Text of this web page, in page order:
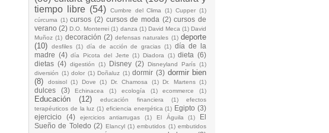
tiempo libre (54) Cumbre del Clima (1) Cupper (1)
cúrcuma (1) cursos (2) cursos de moda (2) cursos de
verano (2) D.O. Monterrei (1) danza (1) David Meca (1) David
Muñoz (1) decoración (2) defensas naturales (1) deporte
(10)
desfiles (1) día de acción de gracias (1) día de la
madre (4) día Picota del Jerte (1) Diadora (1) dieta (6)
dietas (4) digestión (1) Disney (2) Disneyland París (1)
diversión (1) dolor (1) Doñaluz (1) dormir (3) dormir bien
(8)
dosisol (1) Dove (1) Dr. Chamosa (1) Dr. Martens (1)
dulces (3) Echinacea (1) ecología (1) ecommerce (1)
Educación (12) educación financiera (1)
efectos
terapéuticos de la luz (1) eficiencia energética (1) Egipto (3)
ejercicio
(4) ejercicios antiarrugas (1) El Águila (1)
El
Sueño de Toledo (2) Elancyl (1) embutidos (1) embutidos